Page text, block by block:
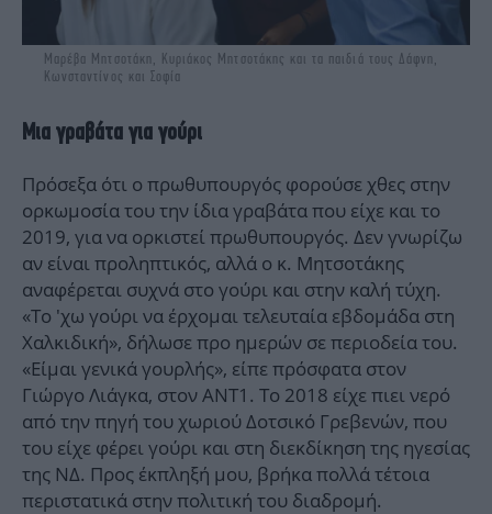
Μαρέβα Μητσοτάκη, Κυριάκος Μητσοτάκης και τα παιδιά τους Δάφνη,
Κωνσταντίνος και Σοφία
Mια γραβάτα για γούρι
Πρόσεξα ότι ο πρωθυπουργός φορούσε χθες στην
ορκωμοσία του την ίδια γραβάτα που είχε και το
2019, για να ορκιστεί πρωθυπουργός. Δεν γνωρίζω
αν είναι προληπτικός, αλλά ο κ. Μητσοτάκης
αναφέρεται συχνά στο γούρι και στην καλή τύχη.
«Το 'χω γούρι να έρχομαι τελευταία εβδομάδα στη
Χαλκιδική», δήλωσε προ ημερών σε περιοδεία του.
«Είμαι γενικά γουρλής», είπε πρόσφατα στον
Γιώργο Λιάγκα, στον ΑΝΤ1. Το 2018 είχε πιει νερό
από την πηγή του χωριού Δοτσικό Γρεβενών, που
του είχε φέρει γούρι και στη διεκδίκηση της ηγεσίας
της ΝΔ. Προς έκπληξή μου, βρήκα πολλά τέτοια
περιστατικά στην πολιτική του διαδρομή.